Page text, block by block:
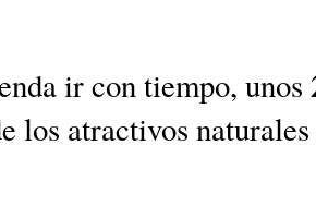
ir con tiempo, unos
los atractivos